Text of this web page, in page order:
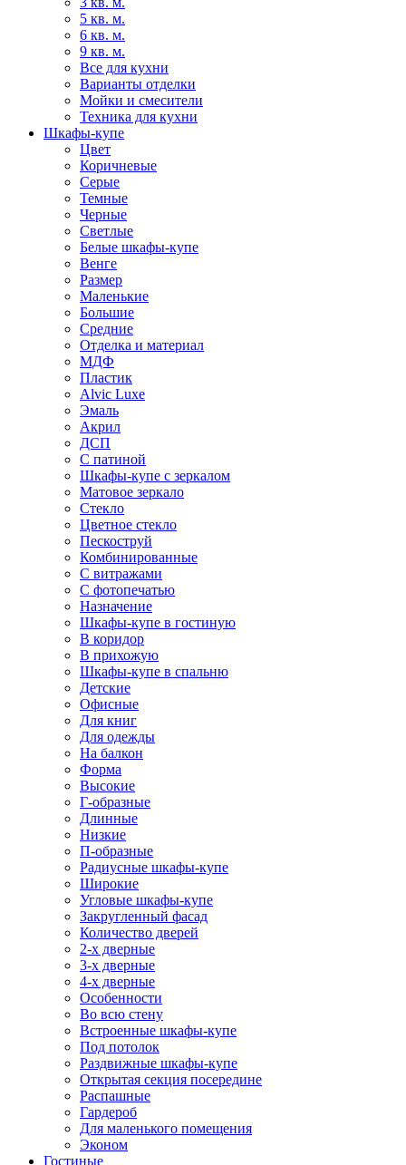
5 кв. м.
6 кв. м.
9 кв. м.
Все для кухни
Варианты отделки
Мойки и смесители
Техника для кухни
Шкафы-купе
Цвет
Коричневые
Серые
Темные
Черные
Светлые
Белые шкафы-купе
Венге
Размер
Маленькие
Большие
Средние
Отделка и материал
МДФ
Пластик
Alvic Luxe
Эмаль
Акрил
ДСП
С патиной
Шкафы-купе с зеркалом
Матовое зеркало
Стекло
Цветное стекло
Пескоструй
Комбинированные
С витражами
С фотопечатью
Назначение
Шкафы-купе в гостиную
В коридор
В прихожую
Шкафы-купе в спальню
Детские
Офисные
Для книг
Для одежды
На балкон
Форма
Высокие
Г-образные
Длинные
Низкие
П-образные
Радиусные шкафы-купе
Широкие
Угловые шкафы-купе
Закругленный фасад
Количество дверей
2-х дверные
3-х дверные
4-х дверные
Особенности
Во всю стену
Встроенные шкафы-купе
Под потолок
Раздвижные шкафы-купе
Открытая секция посередине
Распашные
Гардероб
Для маленького помещения
Эконом
Гостиные